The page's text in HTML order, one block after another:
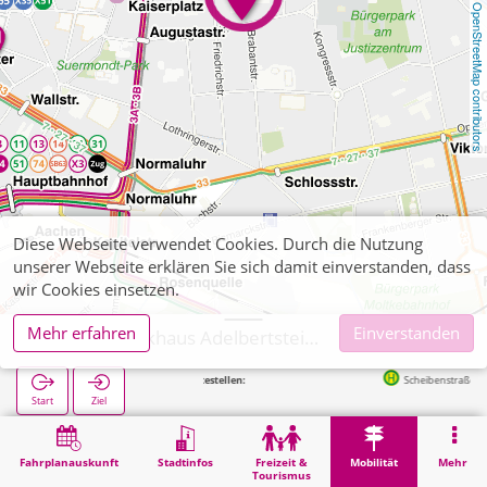
OpenStreetMap contributors
Fahrplanauskunft Stadtinfos
Freizeit &
Tourismus
Mobilität Mehr
Start Ziel
Nächste Haltestellen: Scheibenstraße in 126m
Mobilität APAG-Parkhäuser Aachen, Parkhaus Adelbertsteinweg (APAG)
Diese Webseite verwendet Cookies. Durch die Nutzung
unserer Webseite erklären Sie sich damit einverstanden, dass
wir Cookies einsetzen.
Mehr erfahren
Einverstanden